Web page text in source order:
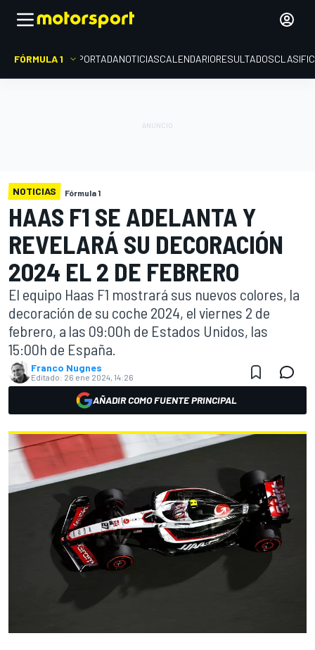
FÓRMULA 1 PORTADANOTICIASCALENDARIORESULTADOS
NOTICIAS Fórmula 1
HAAS F1 SE ADELANTA Y
REVELARÁ SU DECORACIÓN
2024 EL 2 DE FEBRERO
El equipo Haas F1 mostrará sus nuevos colores, la
decoración de su coche 2024, el viernes 2 de
febrero, a las 09:00h de Estados Unidos, las
15:00h de España.
Franco Nugnes
Editado: 26 ene 2024, 14:26
AÑADIR COMO FUENTE PRINCIPAL